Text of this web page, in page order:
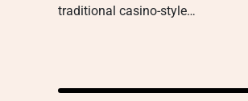
traditional casino-style…